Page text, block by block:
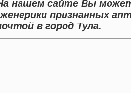
нашем сайте Вы
признанных
в город Тула.